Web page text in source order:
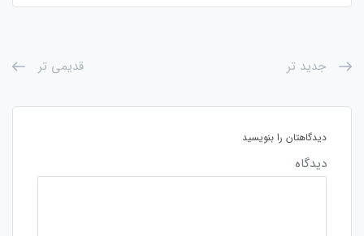
جدید تر قدیمی تر
دیدگاهتان را بنویسید
دیدگاه